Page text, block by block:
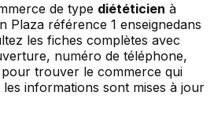
de type diététicien à
Plaza référence 1 enseignedans
les fiches complètes avec
numéro de téléphone,
trouver le commerce qui
informations sont mises à jour